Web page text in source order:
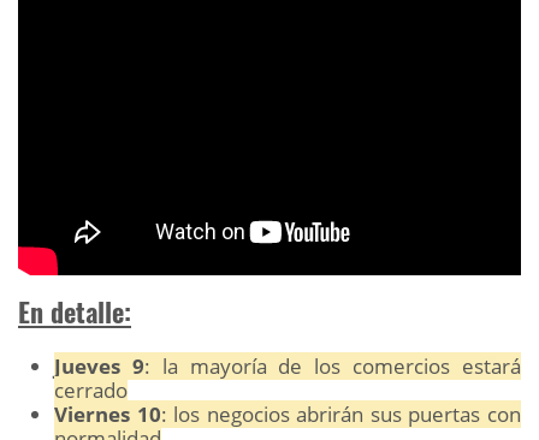
En detalle:
Jueves 9: la mayoría de los comercios estará
cerrado
Viernes 10: los negocios abrirán sus puertas con